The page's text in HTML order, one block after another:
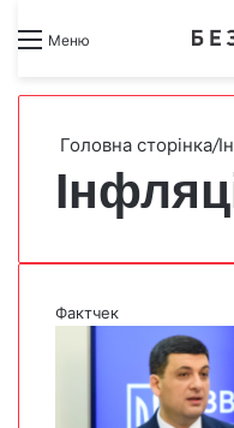
Меню Search for
Головна сторінка/
Фактчек